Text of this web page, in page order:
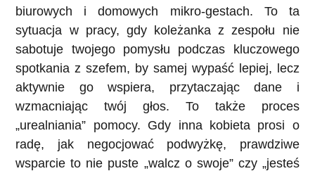
biurowych i domowych mikro-gestach. To ta
sytuacja w pracy, gdy koleżanka z zespołu nie
sabotuje twojego pomysłu podczas kluczowego
spotkania z szefem, by samej wypaść lepiej, lecz
aktywnie go wspiera, przytaczając dane i
wzmacniając twój głos. To także proces
„urealniania” pomocy. Gdy inna kobieta prosi o
radę, jak negocjować podwyżkę, prawdziwe
wsparcie to nie puste „walcz o swoje” czy „jesteś